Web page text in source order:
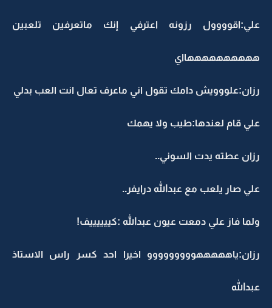
علي:اقوووول رزونه اعترفي إنك ماتعرفين تلعبين
ههههههههههااي
رزان:علووويش دامك تقول اني ماعرف تعال انت العب بدلي
علي قام لعندها:طيب ولا يهمك
رزان عطته يدت السوني..
علي صار يلعب مع عبدالله درايفر..
ولما فاز علي دمعت عيون عبدالله :كييييييف!
رزان:ياهههههووووووووو اخيرا احد كسر راس الاستاذ
عبدالله